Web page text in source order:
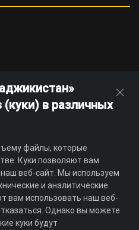
в различных
файлы, которые
Куки позволяют вам
веб-сайт. Мы используем
и аналитические.
вам использовать наш веб-
Однако вы можете
куки будут